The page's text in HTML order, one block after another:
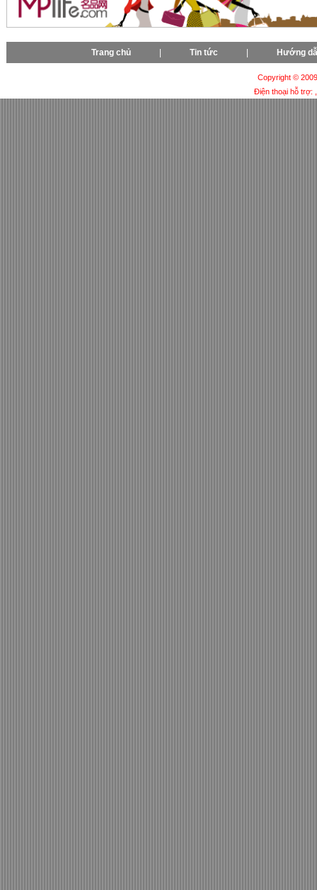
Trang chủ Tin tức Hướng
Copyright ©
Điện thoại hỗ trợ: